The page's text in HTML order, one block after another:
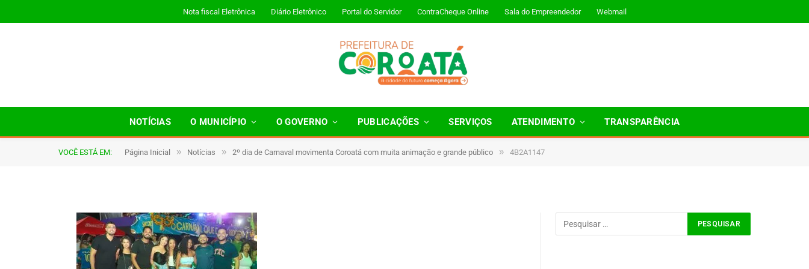
Nota fiscal Eletrônica Diário Eletrônico Portal do Servidor ContraCheque Online Sala do Empreendedor Webmail
NOTÍCIAS O MUNICÍPIO O GOVERNO PUBLICAÇÕES SERVIÇOS ATENDIMENTO TRANSPARÊNCIA
VOCÊ ESTÁ EM: Página Inicial » Notícias » 2º dia de Carnaval movimenta Coroatá com muita animação e grande público » 4B2A1147
4B2A1147